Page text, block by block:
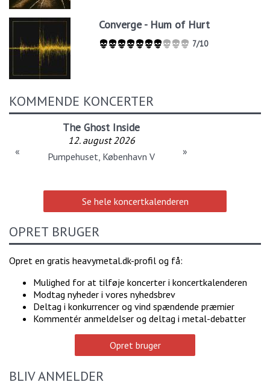
Converge - Hum of Hurt
7/10
KOMMENDE KONCERTER
The Ghost Inside
12. august 2026
Pumpehuset, København V
« »
Se hele koncertkalenderen
OPRET BRUGER
Opret en gratis heavymetal.dk-profil og få:
Mulighed for at tilføje koncerter i koncertkalenderen
Modtag nyheder i vores nyhedsbrev
Deltag i konkurrencer og vind spændende præmier
Kommentér anmeldelser og deltag i metal-debatter
Opret bruger
BLIV ANMELDER